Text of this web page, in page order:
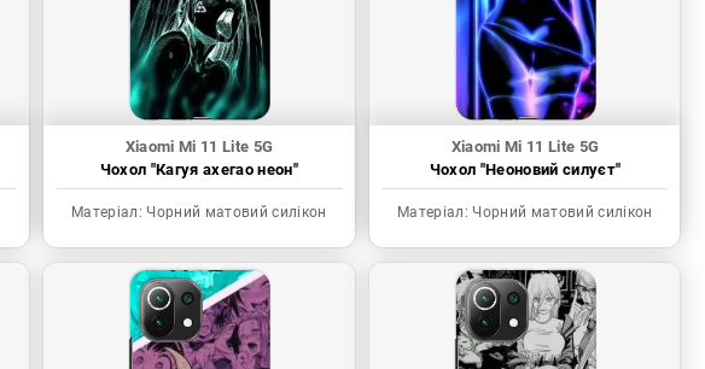
Xiaomi Mi 11 Lite 5G
Чохол "Кагуя ахегао неон"
Матеріал: Чорний матовий силікон
Xiaomi Mi 11 Lite 5G
Чохол "Неоновий силуєт"
Матеріал: Чорний матовий силікон